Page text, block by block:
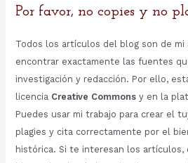
Por favor, no copies y no
Todos los artículos del blog son de
encontrar exactamente las fuentes
investigación y redacción. Por ello,
licencia Creative Commonsy en la
Puedes usar mi trabajo para crear el
plagies y cita correctamente por el
histórica. Si te interesan los artículos,